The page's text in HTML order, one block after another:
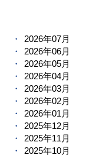
2026年07月
2026年06月
2026年05月
2026年04月
2026年03月
2026年02月
2026年01月
2025年12月
2025年11月
2025年10月